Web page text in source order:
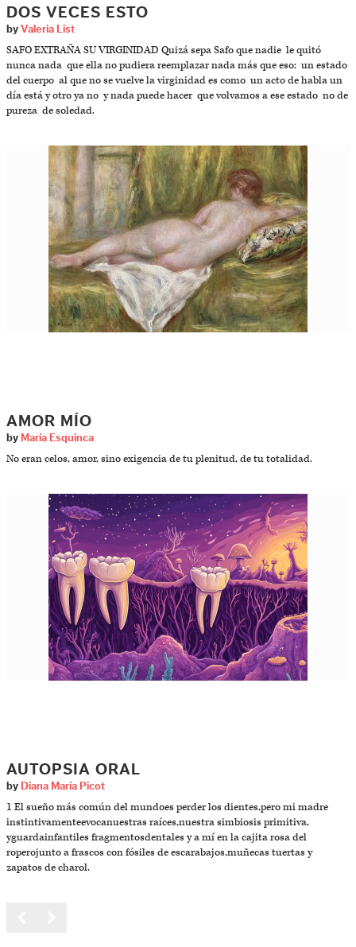
DOS VECES ESTO
by Valeria List
SAFO EXTRAÑA SU VIRGINIDAD Quizá sepa Safo que nadie le quitó
nunca nada que ella no pudiera reemplazar nada más que eso: un estado
del cuerpo al que no se vuelve la virginidad es como un acto de habla un
día está y otro ya no y nada puede hacer que volvamos a ese estado no de
pureza de soledad.
AMOR MÍO
by María Esquinca
No eran celos, amor, sino exigencia de tu plenitud, de tu totalidad.
AUTOPSIA ORAL
by Diana María Picot
1 El sueño más común del mundoes perder los dientes,pero mi madre
instintivamenteevocanuestras raíces,nuestra simbiosis primitiva,
yguardainfantiles fragmentosdentales y a mí en la cajita rosa del
roperojunto a frascos con fósiles de escarabajos,muñecas tuertas y
zapatos de charol.